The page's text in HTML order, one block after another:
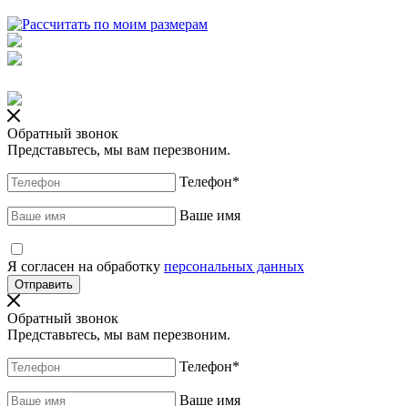
Обратный звонок
Представьтесь, мы вам перезвоним.
Телефон*
Ваше имя
Я согласен на обработку персональных данных
Обратный звонок
Представьтесь, мы вам перезвоним.
Телефон*
Ваше имя